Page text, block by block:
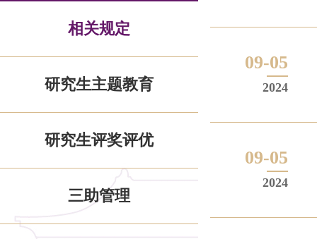
相关规定
研究生主题教育
研究生评奖评优
三助管理
09-05
2024
09-05
2024